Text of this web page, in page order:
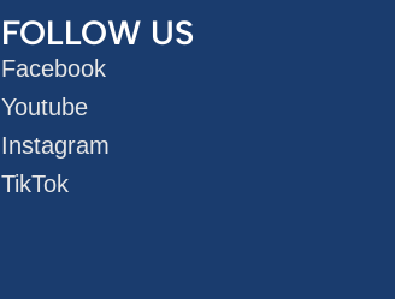
FOLLOW US
Facebook
Youtube
Instagram
TikTok